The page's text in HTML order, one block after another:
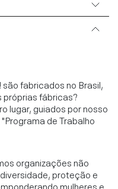
fabricados no Brasil,
próprias fábricas?
lugar, guiados por nosso
de Trabalho
organizações não
proteção e
mulheres e